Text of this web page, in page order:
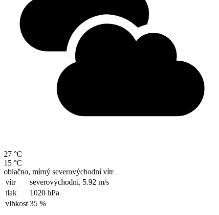
27 °C
15 °C
oblačno, mírný severovýchodní vítr
vítr
severovýchodní, 5.92 m/s
tlak
1020 hPa
vlhkost 35 %